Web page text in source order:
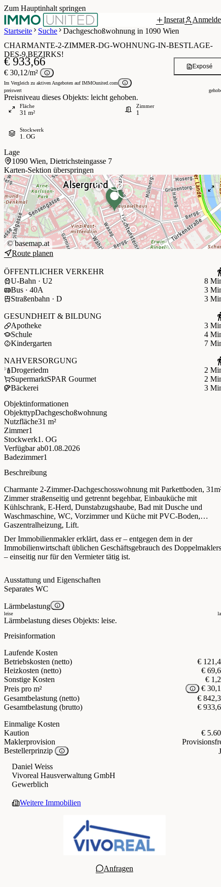
Zum Hauptinhalt springen
Inserat
Startseite
Suche Dachgeschoßwohnung in 1090 Wien
CHARMANTE-2-ZIMMER-DG-WOHNUNG-IN-BESTLAGE-
DES-9.BEZIRKS!
€ 933,66
€ 30,12/m²
Im Vergleich zu aktiven Angeboten auf IMMOunited.com
preiswert
Preisniveau dieses Objekts: leicht gehoben.
Exposé
Fläche
31 m²
Zimmer
1
Stockwerk
1. OG
Lage
1090 Wien, Dietrichsteingasse 7
Karten-Sektion überspringen
©basemap.at
Route planen
ÖFFENTLICHER VERKEHR
U-Bahn · U2
8
Bus · 40A
3
Straßenbahn · D
3
GESUNDHEIT & BILDUNG
Apotheke
3
Schule
4
Kindergarten
7
NAHVERSORGUNG
Drogeriedm
2
SupermarktSPAR Gourmet
2
Bäckerei
3
Objektinformationen
ObjekttypDachgeschoßwohnung
Nutzfläche31 m²
Zimmer1
Stockwerk1. OG
Verfügbar ab01.08.2026
Badezimmer1
Beschreibung
Charmante 2-Zimmer-Dachgeschosswohnung mit Parkettboden,
Zimmer straßenseitig und getrennt begehbar, Einbauküche mit
Kühlschrank, E-Herd, Dunstabzugshaube, Bad mit Dusche und
Waschmaschine, WC, Vorzimmer und Küche mit PVC-Boden,
Gaszentralheizung, Lift.
Der Immobilienmakler erklärt, dass er – entgegen dem in der
Immobilienwirtschaft üblichen Geschäftsgebrauch des Doppelmaklers
– einseitig nur für den Vermieter tätig ist.
Ausstattung und Eigenschaften
Separates WC
Lärmbelastung
leise
Lärmbelastung dieses Objekts: leise.
Preisinformation
Laufende Kosten
Betriebskosten (netto)
€
Heizkosten (netto)
€
Sonstige Kosten
€
Preis pro m²
€
Gesamtbelastung (netto)
€
Gesamtbelastung (brutto)
€
Einmalige Kosten
Kaution
€
Maklerprovision
Bestellerprinzip
Daniel Weiss
Vivoreal Hausverwaltung GmbH
Gewerblich
Weitere Immobilien
Anfragen